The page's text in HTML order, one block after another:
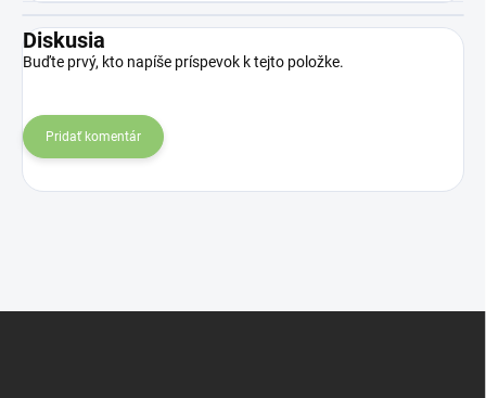
Diskusia
Buďte prvý, kto napíše príspevok k tejto položke.
Pridať komentár